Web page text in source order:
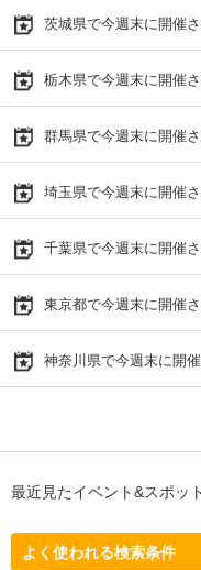
茨城県で今週末に開催
栃木県で今週末に開催
群馬県で今週末に開催
埼玉県で今週末に開催
千葉県で今週末に開催
東京都で今週末に開催
神奈川県で今週末に開
最近見たイベント&スポッ
よく使われる検索条件